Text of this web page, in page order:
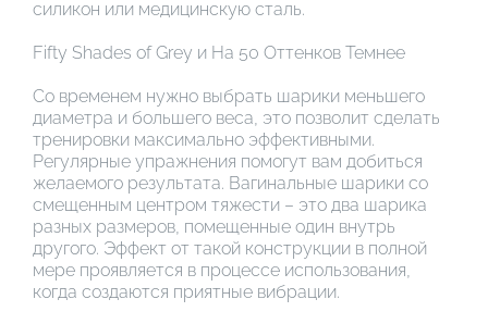
силикон или медицинскую сталь.
Fifty Shades of Grey и На 50 Оттенков Темнее
Со временем нужно выбрать шарики меньшего
диаметра и большего веса, это позволит сделать
тренировки максимально эффективными.
Регулярные упражнения помогут вам добиться
желаемого результата. Вагинальные шарики со
смещенным центром тяжести – это два шарика
разных размеров, помещенные один внутрь
другого. Эффект от такой конструкции в полной
мере проявляется в процессе использования,
когда создаются приятные вибрации.